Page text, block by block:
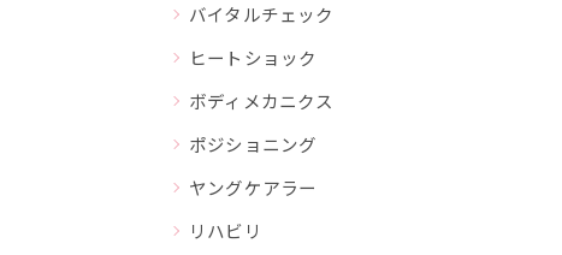
バイタルチェック
ヒートショック
ボディメカニクス
ポジショニング
ヤングケアラー
リハビリ